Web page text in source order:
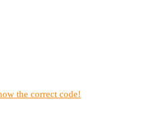
the correct code!